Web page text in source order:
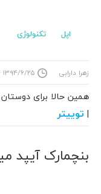
اپل تکنولوژی
زهرا دارابی ۱۳۹۴/۶/۲۵ ۱۵:۱۰:۳۴
همین حالا برای
| توییتر
بنچمارک آیپد